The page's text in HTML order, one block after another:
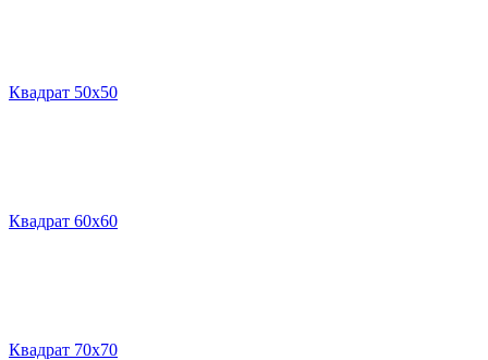
Квадрат 50х50
Квадрат 60х60
Квадрат 70х70